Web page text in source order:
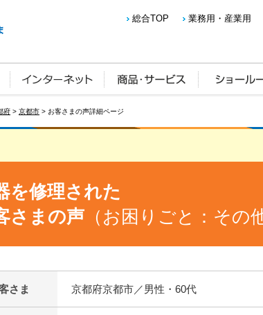
総合TOP 業務用・産業用
府 > 京都市 > お客さまの声詳細ページ
を修理された
さまの声 （お困りごと：その
さま 京都府京都市／男性・60代